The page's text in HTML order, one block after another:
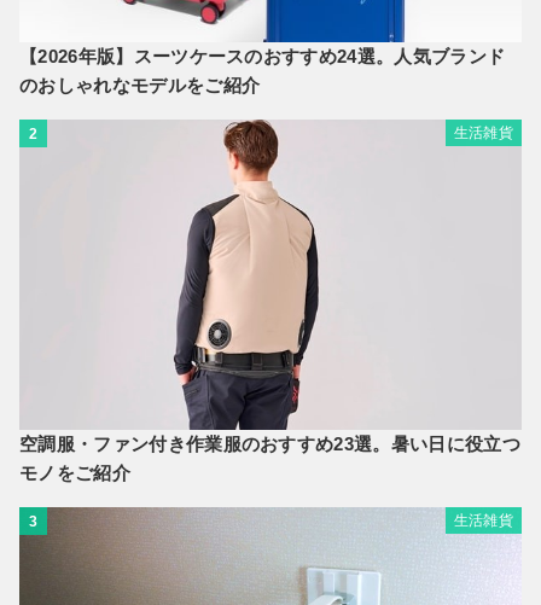
【2026年版】スーツケースのおすすめ24選。人気ブランド
のおしゃれなモデルをご紹介
2 生活雑貨
空調服・ファン付き作業服のおすすめ23選。暑い日に役立つ
モノをご紹介
3 生活雑貨